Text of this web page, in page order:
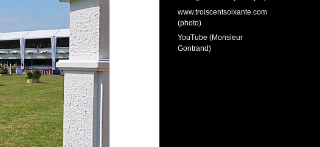
www.troiscentsoixante.com
(photo)
YouTube (Monsieur
Gontrand)